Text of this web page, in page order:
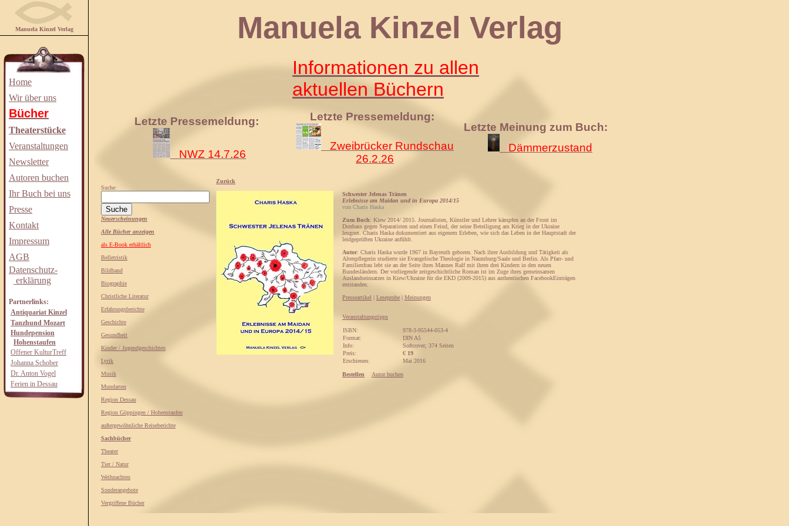
Manuela Kinzel Verlag
Home
Wir über uns
Bücher
Theaterstücke
Veranstaltungen
Newsletter
Autoren buchen
Ihr Buch bei uns
Presse
Kontakt
Impressum
AGB
Datenschutz-
erklärung
Partnerlinks:
Antiquariat Kinzel
Tanzhund Mozart
Hundepension
Hohenstaufen
Offener KulturTreff
Johanna Schober
Dr. Anton Vogel
Ferien in Dessau
Manuela Kinzel Verlag
Informationen zu allen
aktuellen Büchern
Letzte Pressemeldung:
NWZ 14.7.26
Letzte Pressemeldung:
Zweibrücker Rundschau
26.2.26
Letzte Meinung zum Buch:
Dämmerzustand
Suche:
Neuerscheinungen
Alle Bücher anzeigen
als E-Book erhältlich
Belletristik
Bildband
Biographie
Christliche Literatur
Erfahrungsberichte
Geschichte
Gesundheit
Kinder / Jugendgeschichten
Lyrik
Musik
Mundarten
Region Dessau
Region Göppingen / Hohenstaufen
außergewöhnliche Reiseberichte
Sachbücher
Theater
Tier / Natur
Weihnachten
Sonderangebote
Vergriffene Bücher
Zurück
Schwester Jelenas Tränen
Erlebnisse am Maidan und in Europa 2014/15
von Charis Haska
Zum Buch: Kiew 2014/ 2015. Journalisten, Künstler und Lehrer kämpfen an der Front im
Donbass gegen Separatisten und einen Feind, der seine Beteiligung am Krieg in der Ukraine
leugnet. Charis Haska dokumentiert aus eigenem Erleben, wie sich das Leben in der Hauptstadt der
leidgeprüften Ukraine anfühlt.
Autor: Charis Haska wurde 1967 in Bayreuth geboren. Nach ihrer Ausbildung und Tätigkeit als
Altenpflegerin studierte sie Evangelische Theologie in Naumburg/Saale und Berlin. Als Pfarr- und
Familienfrau lebt sie an der Seite ihres Mannes Ralf mit ihren drei Kindern in den neuen
Bundesländern. Der vorliegende zeitgeschichtliche Roman ist im Zuge ihres gemeinsamen
Auslandseinsatzes in Kiew/Ukraine für die EKD (2009-2015) aus authentischen FacebookEinträgen
entstanden.
Presseartikel | Leseprobe | Meinungen
Veranstaltungstipps
ISBN:
978-3-95544-053-4
Format:
DIN A5
Info:
Softcover; 374 Seiten
Preis:
€ 19
Erschienen:
Mai 2016
Bestellen Autor buchen